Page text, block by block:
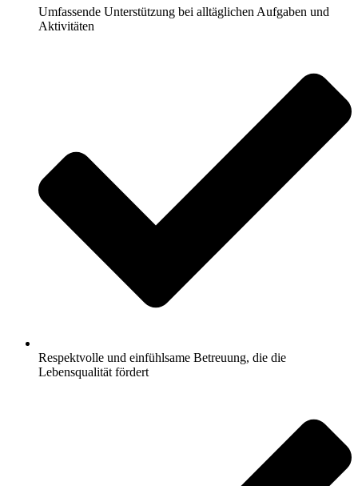
Umfassende Unterstützung bei alltäglichen Aufgaben und
Aktivitäten
Respektvolle und einfühlsame Betreuung, die die
Lebensqualität fördert